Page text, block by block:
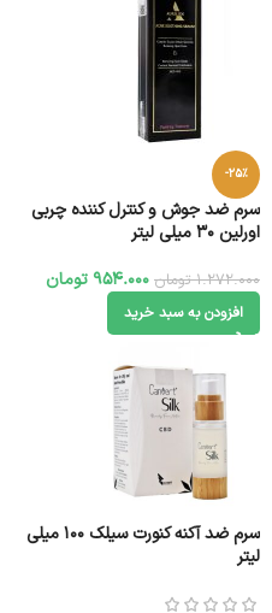
-25%
سرم ضد جوش و کنترل کننده چربی
اورلین 30 میلی لیتر
1.272.000 تومان 954.000 تومان
افزودن به سبد خرید
سرم ضد آکنه کنورت سیلک 100 میلی
لیتر